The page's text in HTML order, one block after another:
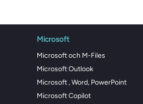
Microsoft
Microsoft och M-Files
Microsoft Outlook
Microsoft , Word, PowerPoint
Microsoft Copilot